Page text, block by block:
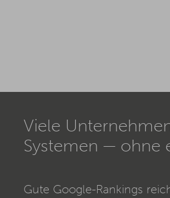
Viele
Systemen — ohne
Gute Google-Rankings